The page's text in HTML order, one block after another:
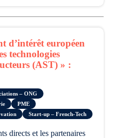
d’intérêt européen
technologies
(AST) » :
– ONG
PME
Start-up – French-Tech